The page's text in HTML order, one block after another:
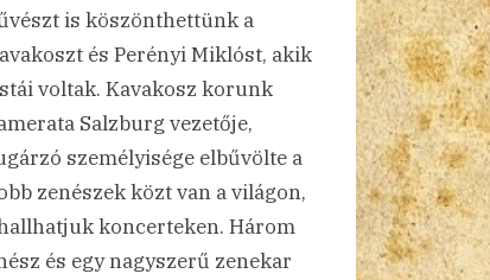
is köszönthettünk a
és Perényi Miklóst, akik
voltak. Kavakosz korunk
Salzburg vezetője,
személyisége elbűvölte a
zenészek közt van a világon,
koncerteken. Három
és egy nagyszerű zenekar